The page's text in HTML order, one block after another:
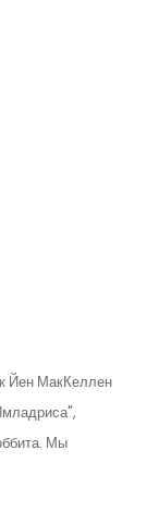
Йен МакКеллен
Мы